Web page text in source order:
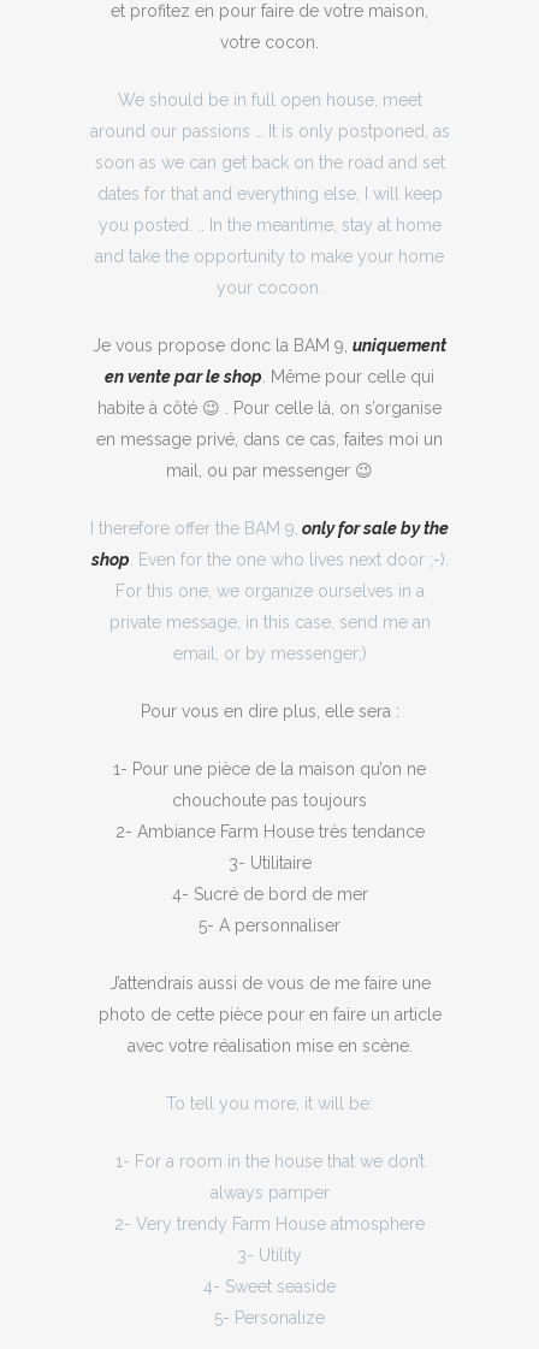
et profitez en pour faire de votre maison,
votre cocon.
We should be in full open house, meet
around our passions … It is only postponed, as
soon as we can get back on the road and set
dates for that and everything else, I will keep
you posted. .. In the meantime, stay at home
and take the opportunity to make your home
your cocoon.
Je vous propose donc la BAM 9, uniquement
en vente par le shop . Même pour celle qui
habite à côté 😉 . Pour celle là, on s’organise
en message privé, dans ce cas, faites moi un
mail, ou par messenger 😉
I therefore offer the BAM 9, only for sale by the
shop . Even for the one who lives next door ;-).
For this one, we organize ourselves in a
private message, in this case, send me an
email, or by messenger;)
Pour vous en dire plus, elle sera :
1- Pour une pièce de la maison qu’on ne
chouchoute pas toujours
2- Ambiance Farm House très tendance
3- Utilitaire
4- Sucré de bord de mer
5- A personnaliser
J’attendrais aussi de vous de me faire une
photo de cette pièce pour en faire un article
avec votre réalisation mise en scène.
To tell you more, it will be:
1- For a room in the house that we don’t
always pamper
2- Very trendy Farm House atmosphere
3- Utility
4- Sweet seaside
5- Personalize